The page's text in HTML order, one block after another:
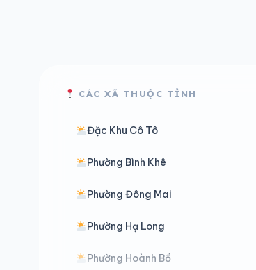
CÁC XÃ THUỘC TỈNH
Đặc Khu Cô Tô
Phường Bình Khê
Phường Đông Mai
Phường Hạ Long
Phường Hoành Bồ